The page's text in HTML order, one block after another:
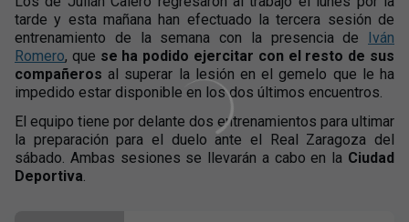
tarde y esta mañana han efectuado la tercera sesión de
entrenamiento de la semana con la presencia de Iván
Romero, que se ha podido ejercitar con el resto de sus
compañeros al superar la lesión en el gemelo que le ha
impedido estar disponible en los dos últimos encuentros.
El equipo tiene por delante dos entrenamientos para ultimar
la preparación para el duelo ante el Real Zaragoza del
sábado. Ambas sesiones se llevarán a cabo en la Ciudad
Deportiva.